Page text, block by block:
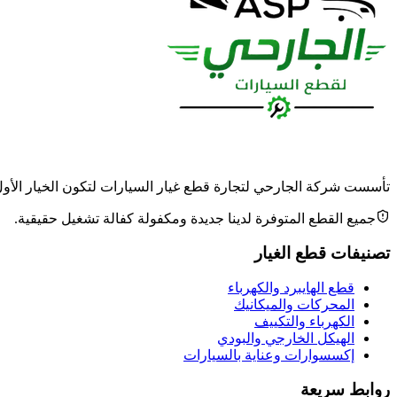
تأسست شركة الجارحي لتجارة قطع غيار السيارات لتكون الخيار الأول
جميع القطع المتوفرة لدينا جديدة ومكفولة كفالة تشغيل حقيقية.
تصنيفات قطع الغيار
قطع الهايبرد والكهرباء
المحركات والميكانيك
الكهرباء والتكييف
الهيكل الخارجي والبودي
إكسسوارات وعناية بالسيارات
روابط سريعة